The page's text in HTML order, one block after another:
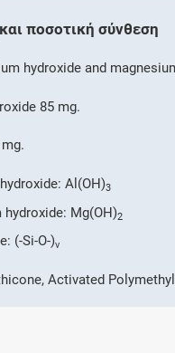
ποσοτική σύνθεση
hydroxide and
85 mg.
Al(OH)3
hydroxide: Mg(OH)2
(-Si-O-)v
Activated